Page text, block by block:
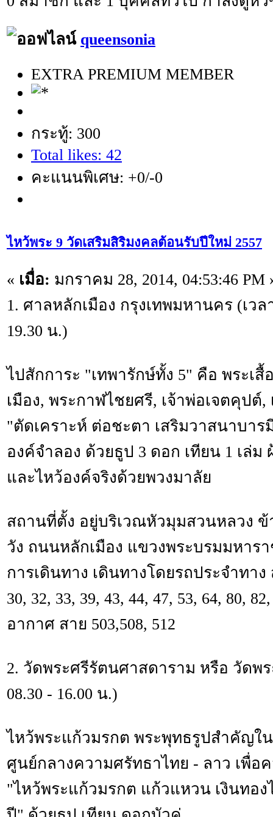
queensonia
EXTRA PREMIUM MEMBER
กระทู้: 300
Total likes: 42
คะแนนพิเศษ: +0/-0
ไหว้พระ 9 วัดเสริมสิริมงคลต้อนรับปีใหม่ 2557
« เมื่อ: มกราคม 28, 2014, 04:53:46 PM
1. ศาลหลักเมือง กรุงเทพมหานคร (เวล
19.30 น.)
ไปสักการะ "เทพารักษ์ทั้ง 5" คือ พระเสื้
เมือง, พระกาฬไชยศรี, เจ้าพ่อเจตคุปต์,
"ตัดเคราะห์ ต่อชะตา เสริมวาสนาบาร
องค์จำลอง ด้วยธูป 3 ดอก เทียน 1 เล่ม
และไหว้องค์จริงด้วยพวงมาลัย
สถานที่ตั้ง อยู่บริเวณหัวมุมสวนหลวง ข้
วัง ถนนหลักเมือง แขวงพระบรมมหาร
การเดินทาง เดินทางโดยรถประจำทาง
30, 32, 33, 39, 43, 44, 47, 53, 64, 80,
อากาศ สาย 503,508, 512
2. วัดพระศรีรัตนศาสดาราม หรือ วัดพ
08.30 - 16.00 น.)
ไหว้พระแก้วมรกต พระพุทธรูปสำคัญใ
ศูนย์กลางความศรัทธาไทย - ลาว เพื่อ
"ไหว้พระแก้วมรกต แก้วแหวน เงินทอ